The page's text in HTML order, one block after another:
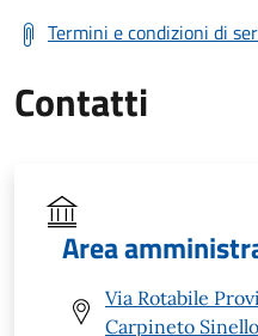
Termini e condizioni di
Contatti
Area
Via Rotabile
Carpineto